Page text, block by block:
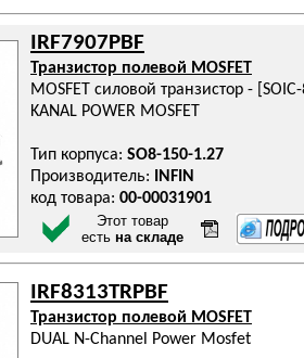
IRF7907PBF
Транзистор полевой MOSFET
MOSFET силовой транзистор -
KANAL POWER MOSFET
Тип корпуса: SO8-150-1.27
Производитель:
INFIN
код товара: 00-00031901
Этот товар
есть на складе
IRF8313TRPBF
Транзистор полевой MOSFET
DUAL N-Channel Power Mosfet